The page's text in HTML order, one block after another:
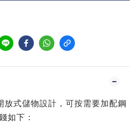
式儲物設計，可按需要加配鋼
如下：